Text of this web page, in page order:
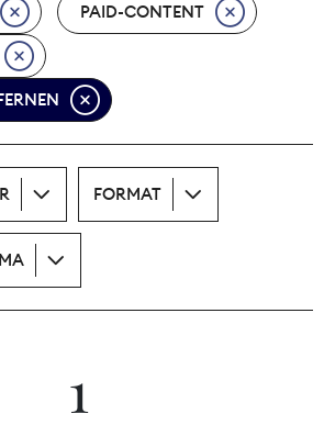
Nachwuchs
Nova Award
Print
Wächterpreis
PAID-CONTENT
FORMAT
1